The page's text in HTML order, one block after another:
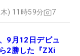
) 11時59分 7
9月12日デビュ
2勝した『ZXi